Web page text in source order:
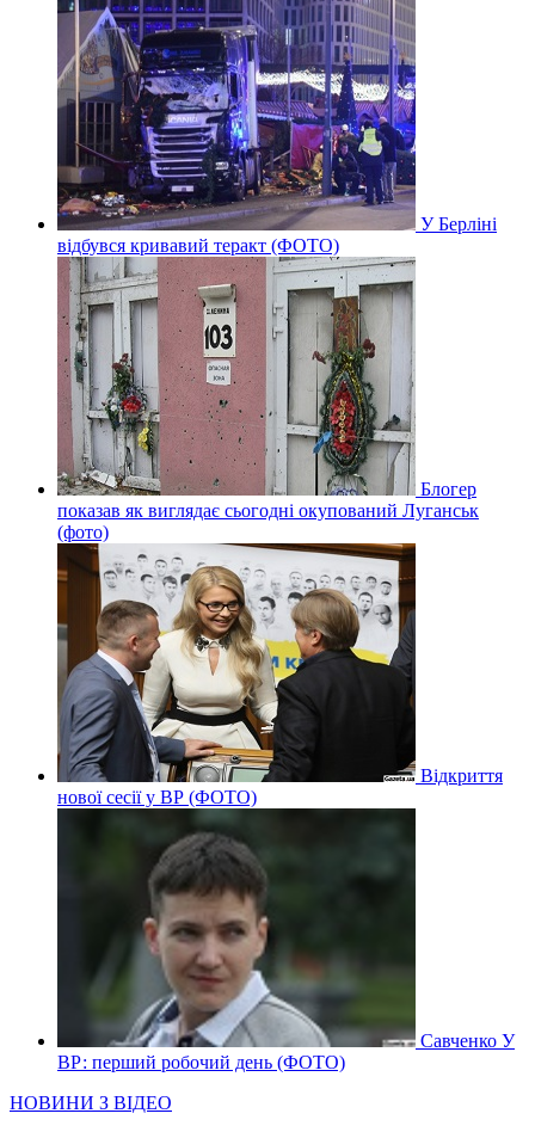
У Берліні
відбувся кривавий теракт (ФОТО)
Блогер
показав як виглядає сьогодні окупований Луганськ
(фото)
Відкриття
нової сесії у ВР (ФОТО)
Савченко У
ВР: перший робочий день (ФОТО)
НОВИНИ З ВІДЕО